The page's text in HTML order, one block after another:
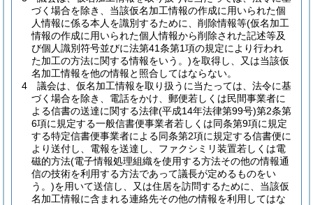
づく場合を除き、当該仮名加工情報の作成に用いられた個
人情報に係る本人を識別するために、削除情報等(仮名加工
情報の作成に用いられた個人情報から削除された記述等及
び個人識別符号並びに法第41条第1項の規定により行われ
た加工の方法に関する情報をいう。)を取得し、又は当該仮
名加工情報を他の情報と照合してはならない。
4
議会は、仮名加工情報を取り扱うに当たっては、法令に基
づく場合を除き、電話をかけ、郵便若しくは民間事業者に
よる信書の送達に関する法律(平成14年法律第99号)第2条第
6項に規定する一般信書便事業者若しくは同条第9項に規定
する特定信書便事業者による同条第2項に規定する信書便に
より送付し、電報を送達し、ファクシミリ装置若しくは電
磁的方法(電子情報処理組織を使用する方法その他の情報通
信の技術を利用する方法であって議長が定めるものをい
う。)を用いて送信し、又は住居を訪問するために、当該仮
名加工情報に含まれる連絡先その他の情報を利用してはな